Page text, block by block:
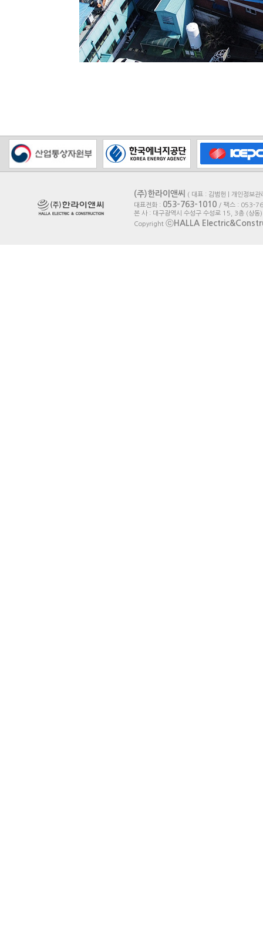
(주)한라이앤씨
( 대표 : 김범헌 | 개인정보
대표전화 : 053-763-1010 / 팩스 : 053-
본 사 : 대구광역시 수성구 수성로 15, 3층 (상동)
Copyright ⓒHALLA